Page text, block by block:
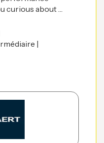
curious about …
|